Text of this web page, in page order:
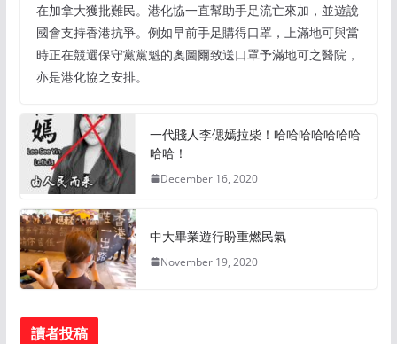
在加拿大獲批難民。港化協一直幫助手足流亡來加，並遊說
國會支持香港抗爭。例如早前手足購得口罩，上滿地可與當
時正在競選保守黨黨魁的奧圖爾致送口罩予滿地可之醫院，
亦是港化協之安排。
一代賤人李偲嫣拉柴！哈哈哈哈哈哈哈
哈哈！
December 16, 2020
中大畢業遊行盼重燃民氣
November 19, 2020
讀者投稿